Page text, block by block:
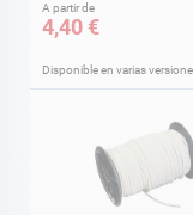
A partir de
4,40 €
Disponible en varias